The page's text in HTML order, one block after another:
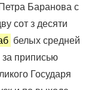
Петра Баранова с
сот з десяти
белых средней
за приписью
Государя